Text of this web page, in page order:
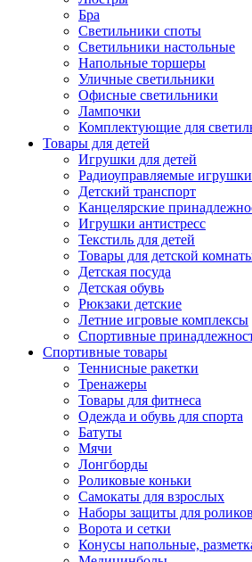
Бра
Светильники споты
Светильники настольные
Напольные торшеры
Уличные светильники
Офисные светильники
Лампочки
Комплектующие для
Товары для детей
Игрушки для детей
Радиоуправляемые игрушки
Детский транспорт
Канцелярские
Игрушки антистресс
Текстиль для детей
Товары для детской
Детская посуда
Детская обувь
Рюкзаки детские
Летние игровые комплексы
Спортивные
Спортивные товары
Теннисные ракетки
Тренажеры
Товары для фитнеса
Одежда и обувь для спорта
Батуты
Мячи
Лонгборды
Роликовые коньки
Самокаты для взрослых
Наборы защиты для роликов
Ворота и сетки
Конусы напольные,